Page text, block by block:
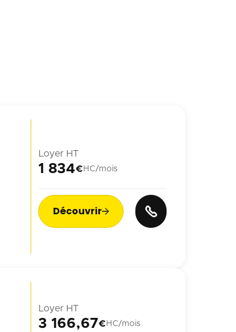
Loyer HT
1 834€ HC/mois
Découvrir 
Loyer HT
3 166,67€ HC/mois